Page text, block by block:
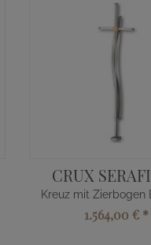
CRUX
1.564,00 € *